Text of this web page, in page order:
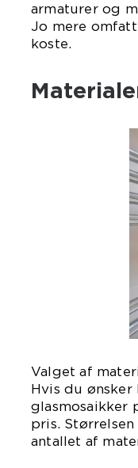
armaturer og
Jo mere
koste.
Valget af
Hvis du
glasmosaikker
pris.
antallet af